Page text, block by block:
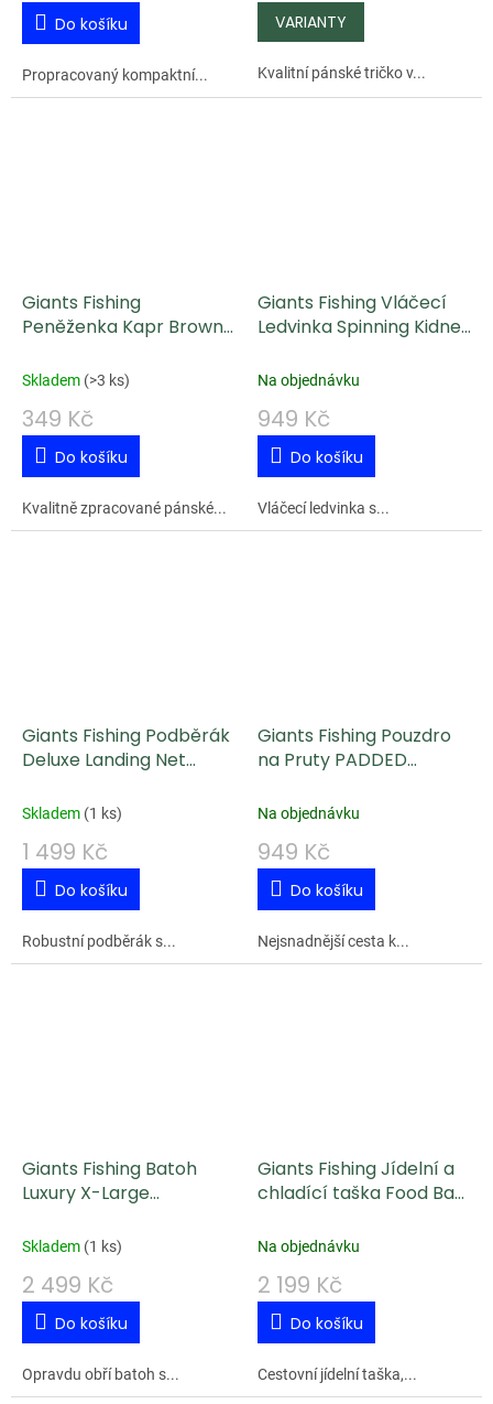
Do košíku
Propracovaný kompaktní... Kvalitní pánské tričko v...
Giants Fishing
Peněženka Kapr Brown
Skladem (>3 ks)
349 Kč
Do košíku
Kvalitně zpracované pánské...
Giants Fishing Vláčecí
Ledvinka Spinning Kidney
Na objednávku
949 Kč
Do košíku
Vláčecí ledvinka s...
Giants Fishing Podběrák
Deluxe Landing Net
Rukojet
Skladem (1 ks)
1 499 Kč
Do košíku
Robustní podběrák s...
Giants Fishing Pouzdro
na Pruty PADDED
200cm
Na objednávku
949 Kč
Do košíku
Nejsnadnější cesta k...
Giants Fishing Batoh
Luxury X-Large
Skladem (1 ks)
2 499 Kč
Do košíku
Opravdu obří batoh s...
Giants Fishing Jídelní a
chladící taška Food Bag
Na objednávku
2 199 Kč
Do košíku
Cestovní jídelní taška,...